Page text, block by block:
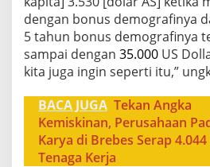
dengan bonus demografinya
5 tahun bonus demografinya
sampai dengan 35.000 US
kita juga ingin seperti itu,”
BACA JUGA Tekan Angka
Kemiskinan, Perusahaan
Karya di Brebes Serap 4.044
Tenaga Kerja